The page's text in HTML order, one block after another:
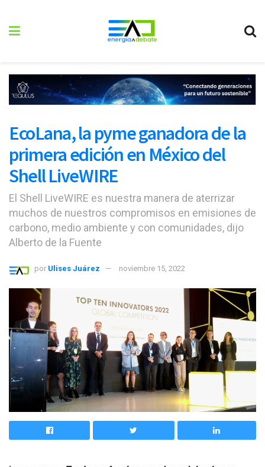
EcoLana, la pyme ganadora de la
primera edición en México del
Shell LiveWIRE
El Shell LiveWIRE es nuestra manera de aterrizar
muchos de nuestros compromisos en emisiones de
carbono, medio ambiente y con comunidades, dijo
Alberto de la Fuente
por Ulises Juárez noviembre 15, 2022